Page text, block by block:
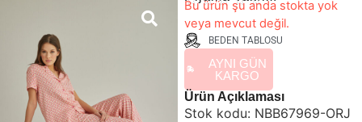
Bu ürün şu anda stokta yok
veya mevcut değil.
BEDEN TABLOSU
AYNI GÜN
KARGO
Ürün Açıklaması
Stok kodu: NBB67969-ORJ